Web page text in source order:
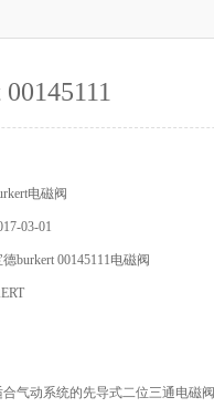
电磁阀
03-01
burkert 00145111电磁阀
合气动系统的先导式二位三通电磁阀